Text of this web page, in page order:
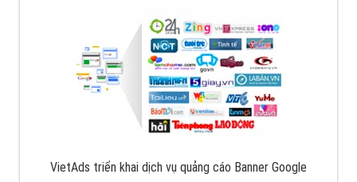
VietAds triển khai dịch vụ quảng cáo Banner Google